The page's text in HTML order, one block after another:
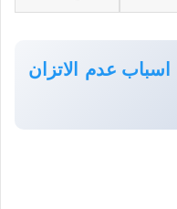
اسباب عدم الاتزان